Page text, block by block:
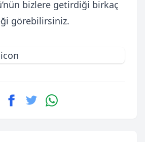
bizlere getirdiği birkaç
görebilirsiniz.